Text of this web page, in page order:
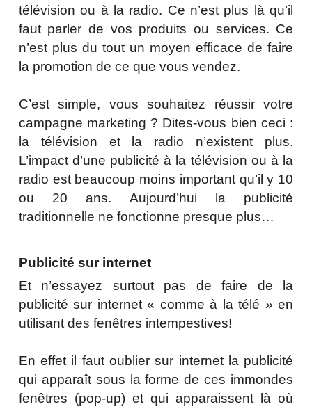
télévision ou à la radio. Ce n’est plus là qu’il
faut parler de vos produits ou services. Ce
n’est plus du tout un moyen efficace de faire
la promotion de ce que vous vendez.
C’est simple, vous souhaitez réussir votre
campagne marketing ? Dites-vous bien ceci :
la télévision et la radio n’existent plus.
L’impact d’une publicité à la télévision ou à la
radio est beaucoup moins important qu’il y 10
ou 20 ans. Aujourd’hui la publicité
traditionnelle ne fonctionne presque plus…
Publicité sur internet
Et n’essayez surtout pas de faire de la
publicité sur internet « comme à la télé » en
utilisant des fenêtres intempestives!
En effet il faut oublier sur internet la publicité
qui apparaît sous la forme de ces immondes
fenêtres (pop-up) et qui apparaissent là où